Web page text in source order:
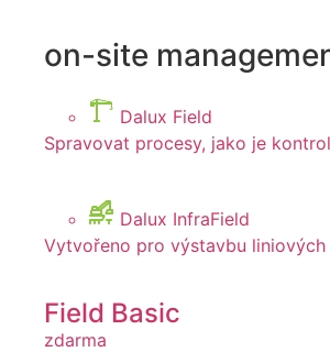
on-site
Dalux Field
Spravovat procesy, jako je
Dalux InfraField
Vytvořeno pro výstavbu
Field Basic
zdarma